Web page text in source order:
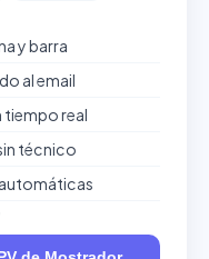
y barra
al email
tiempo real
técnico